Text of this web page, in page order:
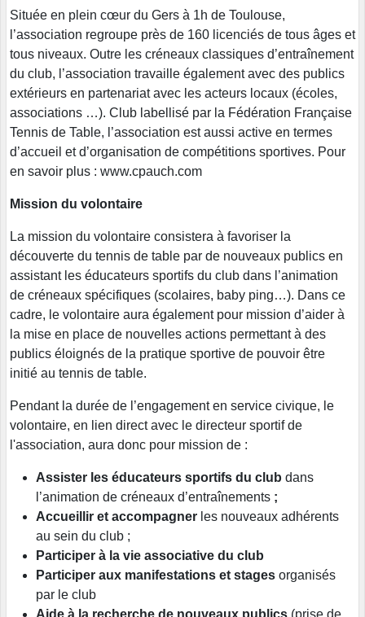
Située en plein cœur du Gers à 1h de Toulouse,
l’association regroupe près de 160 licenciés de tous âges et
tous niveaux. Outre les créneaux classiques d’entraînement
du club, l’association travaille également avec des publics
extérieurs en partenariat avec les acteurs locaux (écoles,
associations …). Club labellisé par la Fédération Française
Tennis de Table, l’association est aussi active en termes
d’accueil et d’organisation de compétitions sportives. Pour
en savoir plus : www.cpauch.com
Mission du volontaire
La mission du volontaire consistera à favoriser la
découverte du tennis de table par de nouveaux publics en
assistant les éducateurs sportifs du club dans l’animation
de créneaux spécifiques (scolaires, baby ping…). Dans ce
cadre, le volontaire aura également pour mission d’aider à
la mise en place de nouvelles actions permettant à des
publics éloignés de la pratique sportive de pouvoir être
initié au tennis de table.
Pendant la durée de l’engagement en service civique, le
volontaire, en lien direct avec le directeur sportif de
l'association, aura donc pour mission de :
Assister les éducateurs sportifs du club dans
l’animation de créneaux d’entraînements ;
Accueillir et accompagner les nouveaux adhérents
au sein du club ;
Participer à la vie associative du club
Participer aux manifestations et stages organisés
par le club
Aide à la recherche de nouveaux publics (prise de